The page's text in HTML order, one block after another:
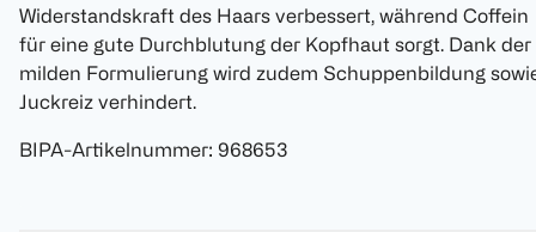
Widerstandskraft des Haars verbessert, während Coffein
für eine gute Durchblutung der Kopfhaut sorgt. Dank der
milden Formulierung wird zudem Schuppenbildung
Juckreiz verhindert.
BIPA-Artikelnummer: 968653